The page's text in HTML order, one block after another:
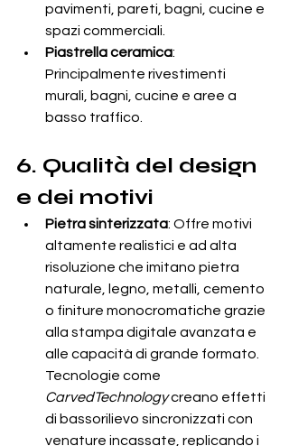
pavimenti, pareti, bagni, cucine e
spazi commerciali.
Piastrella ceramica:
Principalmente rivestimenti
murali, bagni, cucine e aree a
basso traffico.
6. Qualità del design
e dei motivi
Pietra sinterizzata: Offre motivi
altamente realistici e ad alta
risoluzione che imitano pietra
naturale, legno, metalli, cemento
o finiture monocromatiche grazie
alla stampa digitale avanzata e
alle capacità di grande formato.
Tecnologie come
CarvedTechnology creano effetti
di bassorilievo sincronizzati con
venature incassate, replicando i